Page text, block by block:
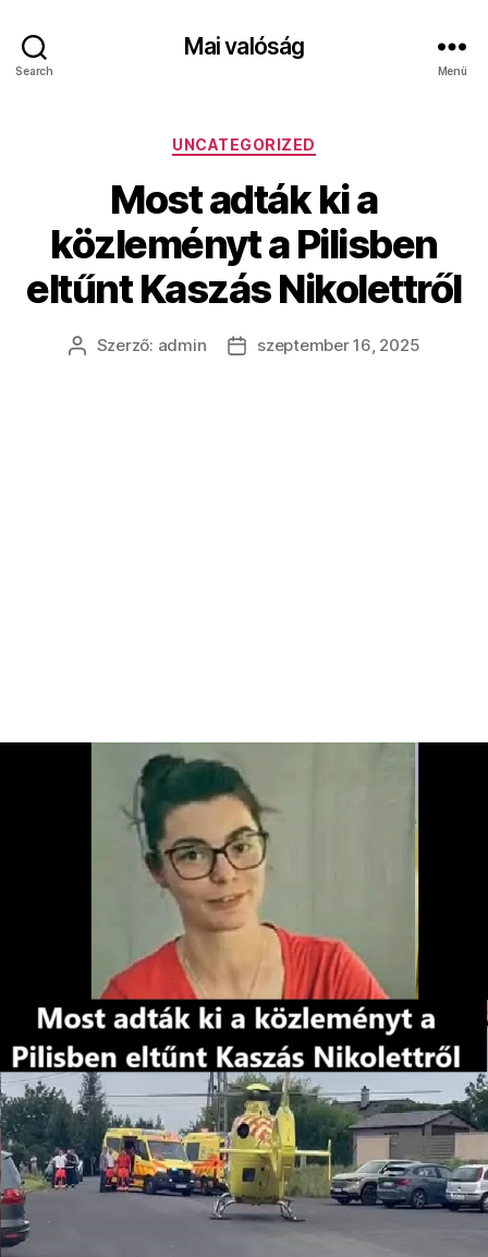
Search
Mai valóság
Menü
Kategóriák
UNCATEGORIZED
Most adták ki a
közleményt a Pilisben
eltűnt Kaszás Nikolettről
Bejegyzés
Szerző: admin
Bejegyzés
szeptember 16, 2025